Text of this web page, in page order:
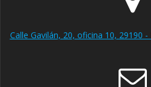
Calle Gavilán, 20, oficina 10, 29190